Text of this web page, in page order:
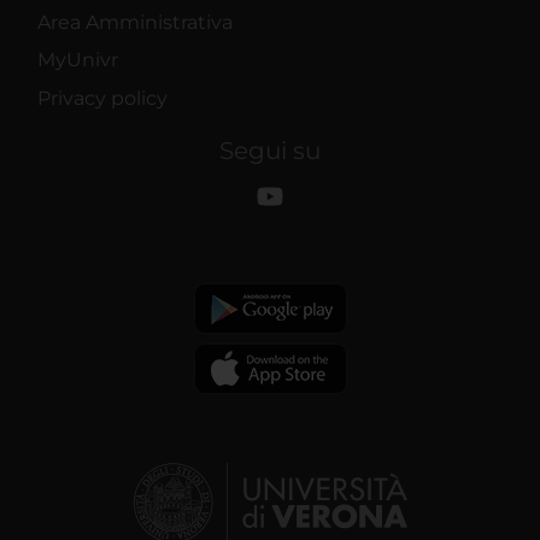
Area Amministrativa
MyUnivr
Privacy policy
Segui su